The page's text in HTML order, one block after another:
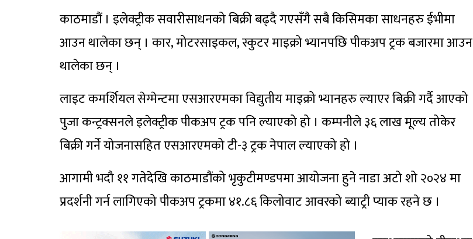
काठमाडौं । इलेक्ट्रीक सवारीसाधनको बिक्री बढ्दै गएसँगै सबै किसिमका साधनहरु ईभीमा
आउन थालेका छन् । कार, मोटरसाइकल, स्कुटर माइक्रो भ्यानपछि पीकअप ट्रक बजारमा आउन
थालेका छन् ।
लाइट कमर्शियल सेग्मेन्टमा एसआरएमका विद्युतीय माइक्रो भ्यानहरु ल्याएर बिक्री गर्दै आएको
पुजा कन्ट्रक्सनले इलेक्ट्रीक पीकअप ट्रक पनि ल्याएको हो । कम्पनीले ३६ लाख मूल्य तोकेर
बिक्री गर्ने योजनासहित एसआरएमको टी-३ ट्रक नेपाल ल्याएको हो ।
आगामी भदौ ११ गतेदेखि काठमाडौंको भृकुटीमण्डपमा आयोजना हुने नाडा अटो शो २०२४ मा
प्रदर्शनी गर्न लागिएको पीकअप ट्रकमा ४१.८६ किलोवाट आवरको ब्याट्री प्याक रहने छ ।